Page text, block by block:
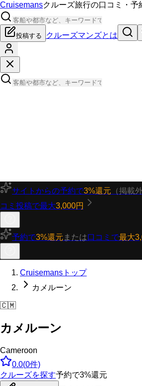
Cruisemansクルーズ旅行の口コミ・予
投稿する クルーズマンズとは
サイトからの予約で3%還元 （掲載
コミ投稿で最大3,000円
予約で3%還元 または口コミで最大
Cruisemansトップ
カメルーン
🇨🇲
カメルーン
Cameroon
0.0(0件)
クルーズを探す予約で3%還元